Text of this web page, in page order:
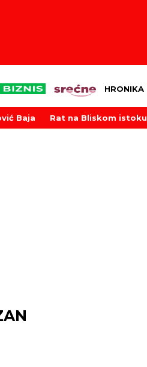
HRONIKA
Baja Rat na Bliskom istoku